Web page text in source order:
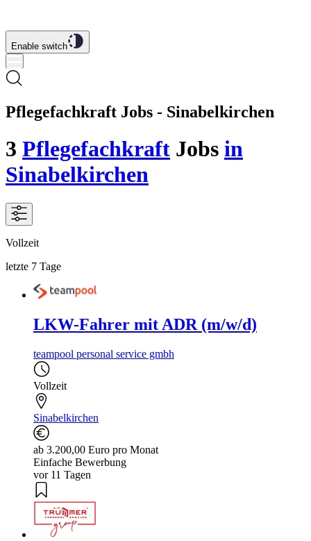
Enable switch
Pflegefachkraft Jobs - Sinabelkirchen
3 Pflegefachkraft Jobs in
Sinabelkirchen
Vollzeit
letzte 7 Tage
LKW-Fahrer mit ADR (m/w/d)
teampool personal service gmbh
Vollzeit
Sinabelkirchen
ab 3.200,00 Euro pro Monat
Einfache Bewerbung
vor 11 Tagen